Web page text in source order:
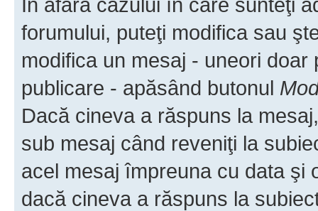
forumului, puteţi modifica sau
modifica un mesaj - uneori
publicare - apăsând butonul
Dacă cineva a răspuns la
sub mesaj când reveniţi la
acel mesaj împreuna cu data şi
dacă cineva a răspuns la